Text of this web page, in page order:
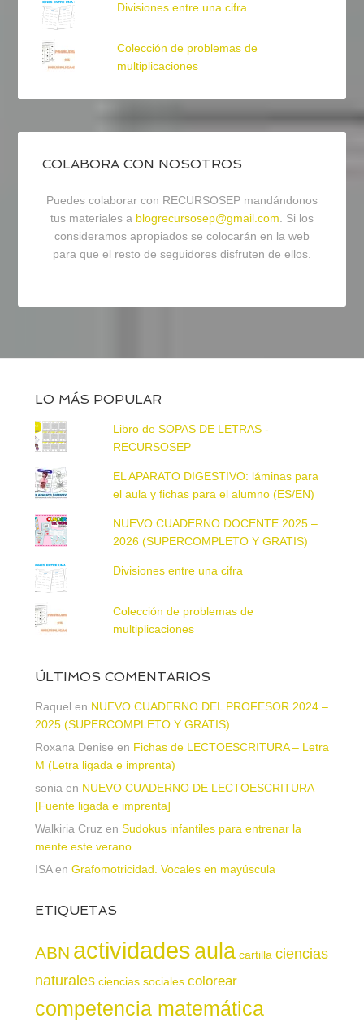
Divisiones entre una cifra
Colección de problemas de
multiplicaciones
COLABORA CON NOSOTROS
Puedes colaborar con RECURSOSEP mandándonos
tus materiales a blogrecursosep@gmail.com. Si los
consideramos apropiados se colocarán en la web
para que el resto de seguidores disfruten de ellos.
LO MÁS POPULAR
Libro de SOPAS DE LETRAS -
RECURSOSEP
EL APARATO DIGESTIVO: láminas para
el aula y fichas para el alumno (ES/EN)
NUEVO CUADERNO DOCENTE 2025 –
2026 (SUPERCOMPLETO Y GRATIS)
Divisiones entre una cifra
Colección de problemas de
multiplicaciones
ÚLTIMOS COMENTARIOS
Raquel en NUEVO CUADERNO DEL PROFESOR 2024 –
2025 (SUPERCOMPLETO Y GRATIS)
Roxana Denise en Fichas de LECTOESCRITURA – Letra
M (Letra ligada e imprenta)
sonia en NUEVO CUADERNO DE LECTOESCRITURA
[Fuente ligada e imprenta]
Walkiria Cruz en Sudokus infantiles para entrenar la
mente este verano
ISAen Grafomotricidad. Vocales en mayúscula
ETIQUETAS
ABN actividadesaula cartilla ciencias
naturales ciencias sociales colorear
competencia matemática